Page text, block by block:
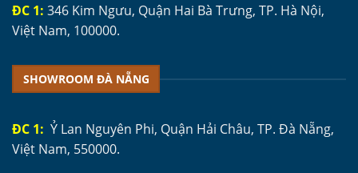
ĐC 1: 346 Kim Ngưu, Quận Hai Bà Trưng, TP. Hà Nội,
Việt Nam, 100000.
SHOWROOM ĐÀ NẴNG
ĐC 1: Ỷ Lan Nguyên Phi, Quận Hải Châu, TP. Đà Nẵng,
Việt Nam, 550000.